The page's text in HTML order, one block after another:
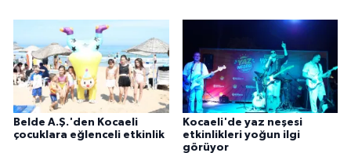
Belde A.Ş.'den Kocaeli
çocuklara eğlenceli etkinlik
Kocaeli'de yaz neşesi
etkinlikleri yoğun ilgi
görüyor